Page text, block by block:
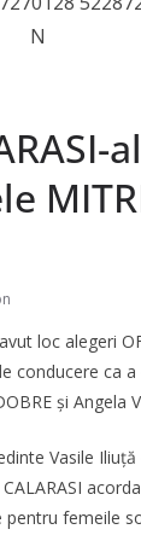
loc alegeri
conducere ca
și Angela
Vasile
pentru femeile